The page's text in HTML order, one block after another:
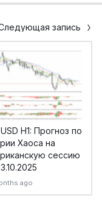
запись
H1: Прогноз по
Хаоса на
сессию
ago